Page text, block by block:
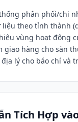
phân phối/chi
liệu theo tỉnh thành
vùng hoạt động
giao hàng cho sàn
lý cho báo chí và
Tích Hợp